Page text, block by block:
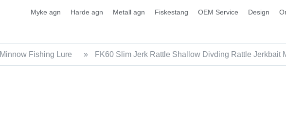
Myke agn Harde agn Metall agn Fiskestang OEM Service Design
Minnow Fishing Lure » FK60 Slim Jerk Rattle Shallow Divding Rattle Jerkbait